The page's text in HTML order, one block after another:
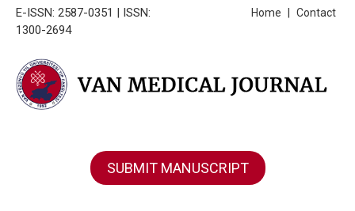
E-ISSN: 2587-0351 | ISSN:
1300-2694
Contact
Home
SUBMIT MANUSCRIPT